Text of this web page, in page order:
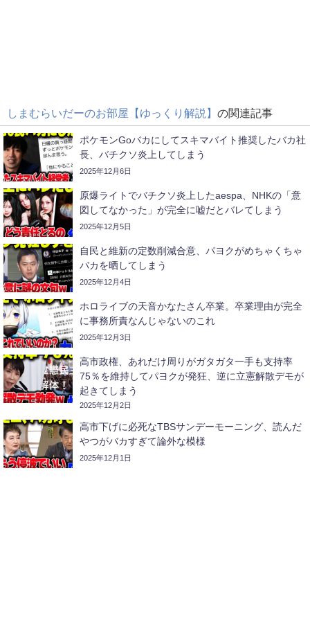
しまむらいだーのお部屋【ゆっくり解説】 の関連記事
ポケモンGoバカにしてスキマバイト推奨したバカ社
長、バチクソ炎上してしまう
2025年12月6日
原爆ライトでバチクソ炎上したaespa、NHKの「意
図してなかった」が完全に嘘だとバレてしまう
2025年12月5日
自民と維新の定数削減合意、パヨクがめちゃくちゃ
バカを晒してしまう
2025年12月4日
ホロライブの天音かなたさん卒業。卒業理由が完全
に事務所責なんじゃないのこれ
2025年12月3日
高市政権、あれだけ周りがガタガタ一手も支持率
75％を維持してパヨクが発狂、逆に立憲解散デモが
起きてしまう
2025年12月2日
高市下げに必死なTBSサンデーモーニング、読んだ
やつがバカすぎて論外な模様
2025年12月1日